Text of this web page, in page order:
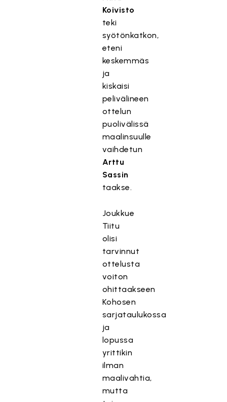
Koivisto
teki
syötönkatkon,
eteni
keskemmäs
ja
kiskaisi
pelivälineen
ottelun
puolivälissä
maalinsuulle
vaihdetun
Arttu
Sassin
taakse.
Joukkue
Tiitu
olisi
tarvinnut
ottelusta
voiton
ohittaakseen
Kohosen
sarjataulukossa
ja
lopussa
yrittikin
ilman
maalivahtia,
mutta